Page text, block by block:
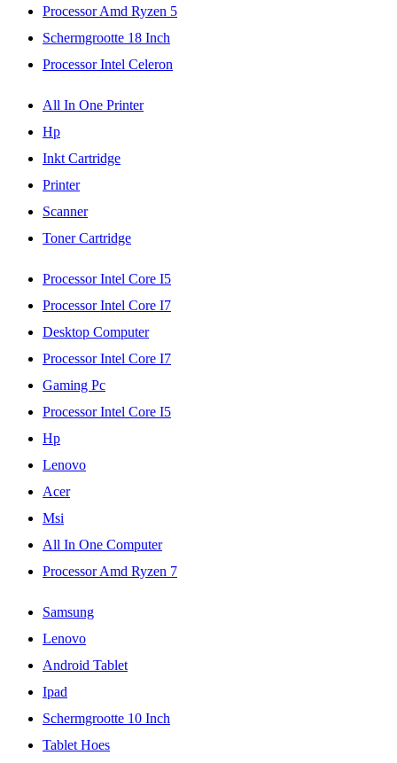
Processor Amd Ryzen 5
Schermgrootte 18 Inch
Processor Intel Celeron
All In One Printer
Hp
Inkt Cartridge
Printer
Scanner
Toner Cartridge
Processor Intel Core I5
Processor Intel Core I7
Desktop Computer
Processor Intel Core I7
Gaming Pc
Processor Intel Core I5
Hp
Lenovo
Acer
Msi
All In One Computer
Processor Amd Ryzen 7
Samsung
Lenovo
Android Tablet
Ipad
Schermgrootte 10 Inch
Tablet Hoes